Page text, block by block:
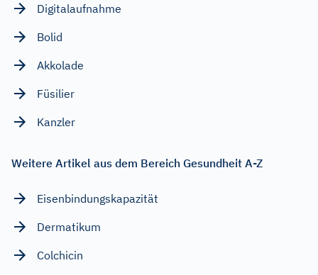
Digitalaufnahme
Bolid
Akkolade
Füsilier
Kanzler
Weitere Artikel aus dem Bereich Gesundheit A-Z
Eisenbindungskapazität
Dermatikum
Colchicin